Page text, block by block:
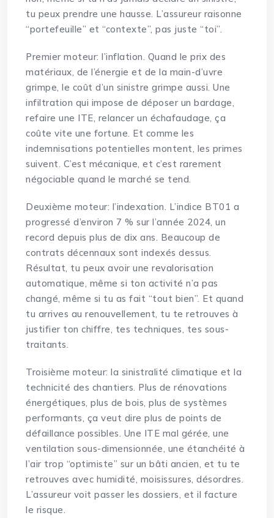
tu peux prendre une hausse. L’assureur raisonne
“portefeuille” et “contexte”, pas juste “toi”.
Premier moteur: l’inflation. Quand le prix des
matériaux, de l’énergie et de la main-d’uvre
grimpe, le coût d’un sinistre grimpe aussi. Une
infiltration qui impose de déposer un bardage,
refaire une ITE, relancer un échafaudage, ça
coûte vite une fortune. Et comme les
indemnisations potentielles montent, les primes
suivent. C’est mécanique, et c’est rarement
négociable quand le marché se tend.
Deuxième moteur: l’indexation. L’indice BT01 a
progressé d’environ 7 % sur l’année 2024, un
record depuis plus de dix ans. Beaucoup de
contrats décennaux sont indexés dessus.
Résultat, tu peux avoir une revalorisation
automatique, même si ton activité n’a pas
changé, même si tu as fait “tout bien”. Et quand
tu arrives au renouvellement, tu te retrouves à
justifier ton chiffre, tes techniques, tes sous-
traitants.
Troisième moteur: la sinistralité climatique et la
technicité des chantiers. Plus de rénovations
énergétiques, plus de bois, plus de systèmes
performants, ça veut dire plus de points de
défaillance possibles. Une ITE mal gérée, une
ventilation sous-dimensionnée, une étanchéité à
l’air trop “optimiste” sur un bâti ancien, et tu te
retrouves avec humidité, moisissures, désordres.
L’assureur voit passer les dossiers, et il facture
le risque.